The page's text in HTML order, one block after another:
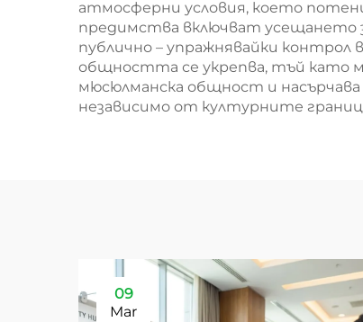
атмосферни условия, което
предимства включват усещането
публично – упражнявайки контрол
общността се укрепва, тъй като
мюсюлманска общност и
независимо от културните
09
Mar